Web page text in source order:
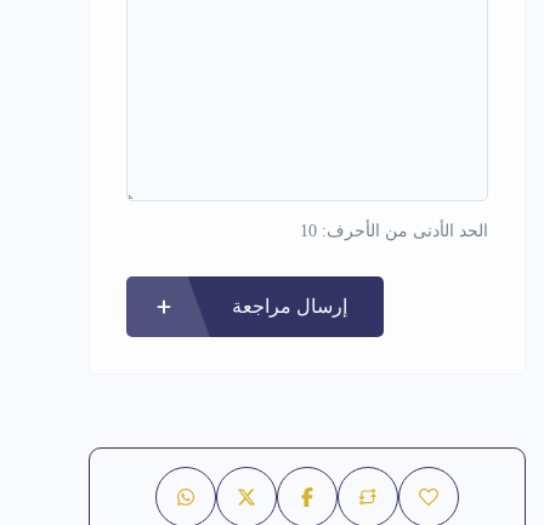
الحد الأدنى من الأحرف: 10
إرسال مراجعة